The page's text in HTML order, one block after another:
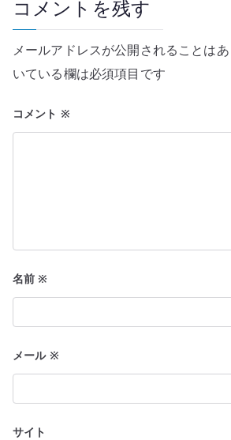
コメントを残す
メールアドレスが公開されることはあ
いている欄は必須項目です
コメント ※
名前※
メール ※
サイト